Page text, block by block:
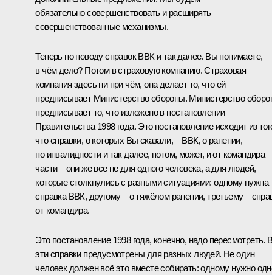
обязательно совершенствовать и расширять
совершенствованные механизмы.
Теперь по поводу справок ВВК и так далее. Вы понимаете,
в чём дело? Потом в страховую компанию. Страховая
компания здесь ни при чём, она делает то, что ей
предписывает Министерство обороны. Министерство
предписывает то, что изложено в постановлении
Правительства 1998 года. Это постановление исходит из
что справки, о которых Вы сказали, – ВВК, о ранении,
по инвалидности и так далее, потом, может, и от командира
части – они же все не для одного человека, а для людей,
которые столкнулись с разными ситуациями: одному нужна
справка ВВК, другому – о тяжёлом ранении, третьему –
от командира.
Это постановление 1998 года, конечно, надо пересмотреть.
эти справки предусмотрены для разных людей. Не один
человек должен всё это вместе собирать: одному нужно